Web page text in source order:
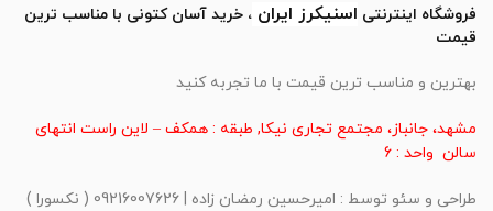
فروشگاه اینترنتی اسنیکرز ایران ، خرید آسان کتونی با مناسب ترین
قیمت
بهترین و مناسب ترین قیمت با ما تجربه کنید
مشهد، جانباز، مجتمع تجاری نیکا, طبقه : همکف – لاین راست انتهای
سالن واحد : 6
طراحی و سئو توسط : امیرحسین رمضان زاده | 09216007626 ( نکسورا )